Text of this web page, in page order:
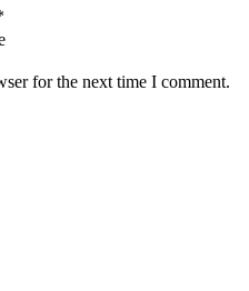
for the next time I comment.